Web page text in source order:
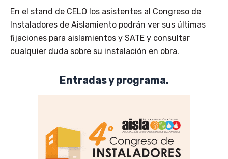
En el stand de CELO los asistentes al Congreso de
Instaladores de Aislamiento podrán ver sus últimas
fijaciones para aislamientos y SATE y consultar
cualquier duda sobre su instalación en obra.
Entradas y programa.